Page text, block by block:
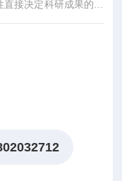
接决定科研成果的价
学领域十余载，凭借
建、药效评价、数据
户突破科研瓶颈，加